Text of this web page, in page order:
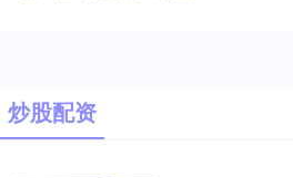
炒股配资